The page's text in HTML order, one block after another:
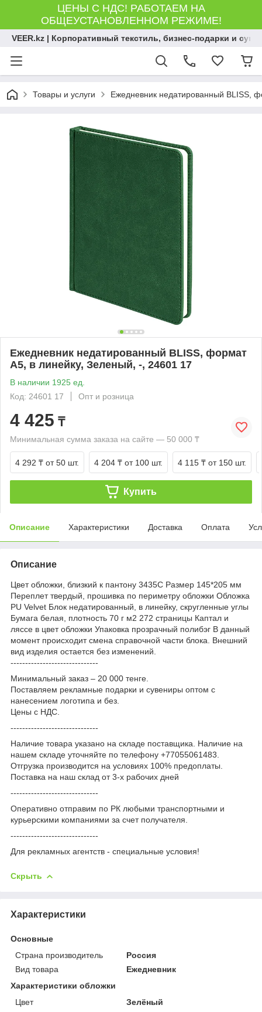
ЦЕНЫ С НДС! РАБОТАЕМ НА
ОБЩЕУСТАНОВЛЕННОМ РЕЖИМЕ!
VEER.kz | Корпоративный текстиль, бизнес-подарки и
Товары и услуги Ежедневник недатированный BLISS,
Ежедневник недатированный BLISS, формат
А5, в линейку, Зеленый, -, 24601 17
В наличии 1925 ед.
Код: 24601 17
Опт и розница
4 425 ₸
Минимальная сумма заказа на сайте — 50 000 ₸
4 292 ₸ от 50 шт. 4 204 ₸ от 100 шт. 4 115 ₸ от 150 шт.
Купить
Описание Характеристики Доставка Оплата
Описание
Цвет обложки, близкий к пантону 3435C Размер 145*205 мм
Переплет твердый, прошивка по периметру обложки Обложка
PU Velvet Блок недатированный, в линейку, скругленные углы
Бумага белая, плотность 70 г м2 272 страницы Каптал и
ляссе в цвет обложки Упаковка прозрачный полибэг В данный
момент происходит смена справочной части блока. Внешний
вид изделия остается без изменений.
------------------------------
Минимальный заказ – 20 000 тенге.
Поставляем рекламные подарки и сувениры оптом с
нанесением логотипа и без.
Цены с НДС.
------------------------------
Наличие товара указано на складе поставщика. Наличие на
нашем складе уточняйте по телефону +77055061483.
Отгрузка производится на условиях 100% предоплаты.
Поставка на наш склад от 3-x рабочих дней
------------------------------
Оперативно отправим по РК любыми транспортными и
курьерскими компаниями за счет получателя.
------------------------------
Для рекламных агентств - специальные условия!
Скрыть
Характеристики
Основные
Страна производитель
Россия
Вид товара
Ежедневник
Характеристики обложки
Цвет
Зелёный